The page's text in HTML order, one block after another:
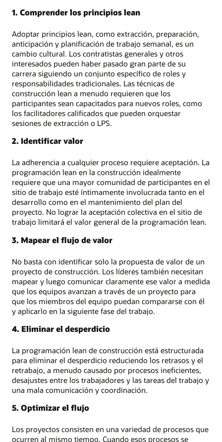
1. Comprender los principios lean
Adoptar principios lean, como extracción, preparación,
anticipación y planificación de trabajo semanal, es un
cambio cultural. Los contratistas generales y otros
interesados pueden haber pasado gran parte de su
carrera siguiendo un conjunto específico de roles y
responsabilidades tradicionales. Las técnicas de
construcción lean a menudo requieren que los
participantes sean capacitados para nuevos roles, como
los facilitadores calificados que pueden orquestar
sesiones de extracción o LPS.
2. Identificar valor
La adherencia a cualquier proceso requiere aceptación. La
programación lean en la construcción idealmente
requiere que una mayor comunidad de participantes en el
sitio de trabajo esté íntimamente involucrada tanto en el
desarrollo como en el mantenimiento del plan del
proyecto. No lograr la aceptación colectiva en el sitio de
trabajo limitará el valor general de la programación lean.
3. Mapear el flujo de valor
No basta con identificar solo la propuesta de valor de un
proyecto de construcción. Los líderes también necesitan
mapear y luego comunicar claramente ese valor a medida
que los equipos avanzan a través de un proyecto para
que los miembros del equipo puedan compararse con él
y aplicarlo en la siguiente fase del trabajo.
4. Eliminar el desperdicio
La programación lean de construcción está estructurada
para eliminar el desperdicio reduciendo los retrasos y el
retrabajo, a menudo causado por procesos ineficientes,
desajustes entre los trabajadores y las tareas del trabajo y
una mala comunicación y coordinación.
5. Optimizar el flujo
Los proyectos consisten en una variedad de procesos que
ocurren al mismo tiempo. Cuando esos procesos se